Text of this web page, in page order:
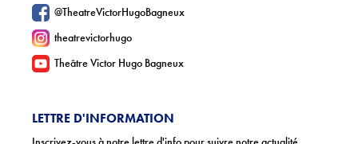
@TheatreVictorHugoBagneux
theatrevictorhugo
Theâtre Victor Hugo Bagneux
LETTRE D'INFORMATION